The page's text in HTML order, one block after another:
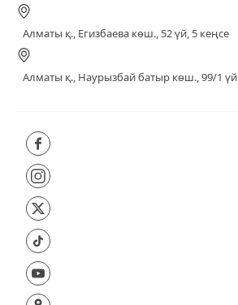
Алматы қ., Егизбаева көш., 52 үй, 5 кеңсе
Алматы қ., Наурызбай батыр көш., 99/1 үй